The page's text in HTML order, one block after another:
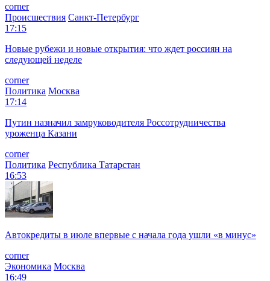
corner
Происшествия Санкт-Петербург
17:15
Новые рубежи и новые открытия: что ждет россиян на
следующей неделе
corner
Политика Москва
17:14
Путин назначил замруководителя Россотрудничества
уроженца Казани
corner
Политика Республика Татарстан
16:53
Автокредиты в июле впервые с начала года ушли «в минус»
corner
Экономика Москва
16:49